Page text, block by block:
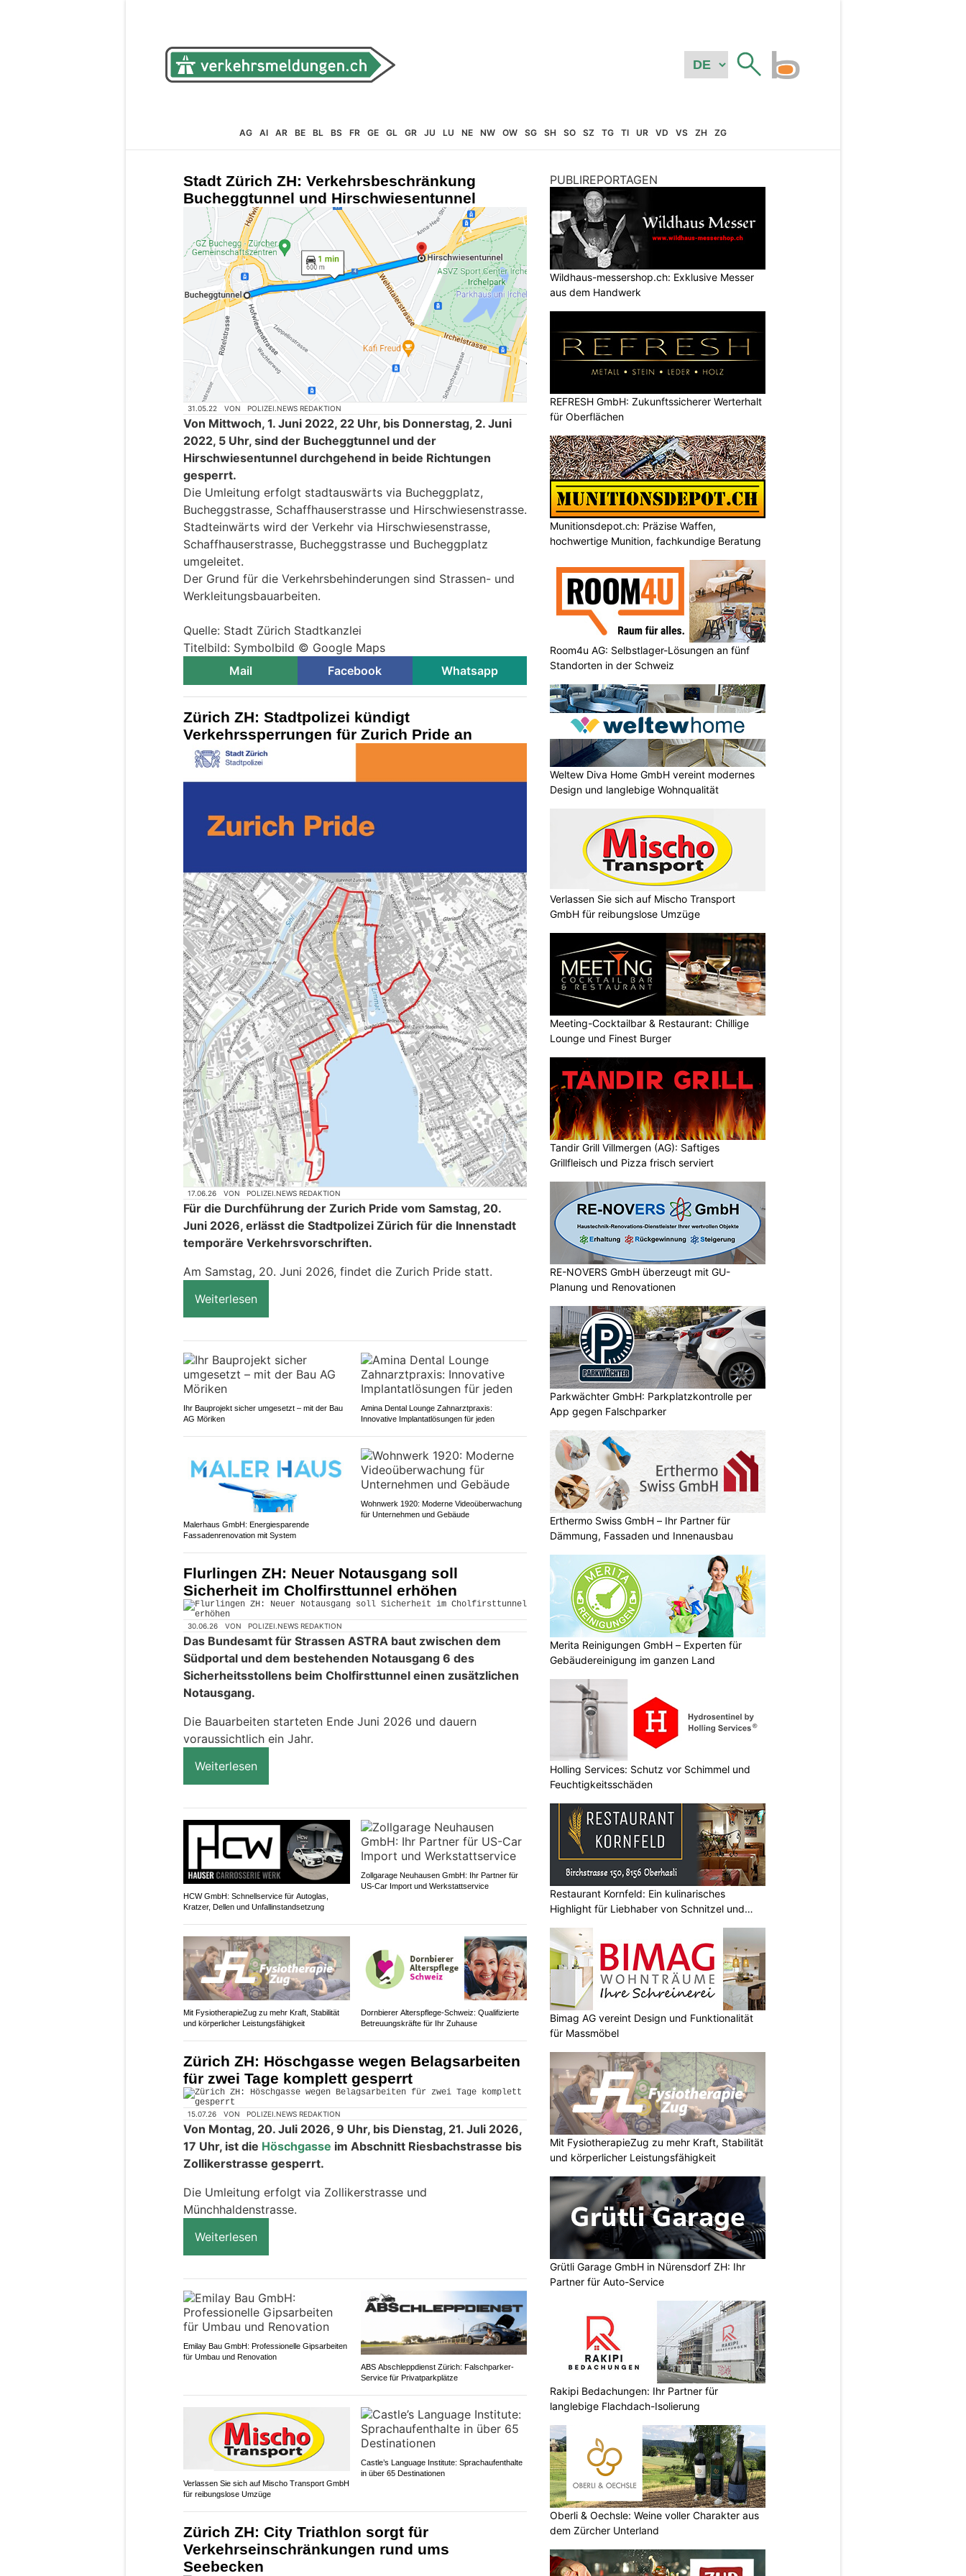
AG AI AR BE BL BS FR GE GL GR JU LU NE NW OW SG SH SO SZ TG TI UR VD VS ZH ZG
Stadt Zürich ZH: Verkehrsbeschränkung
Bucheggtunnel und Hirschwiesentunnel
31.05.22 VON POLIZEI.NEWS REDAKTION
Von Mittwoch, 1. Juni 2022, 22 Uhr, bis Donnerstag, 2. Juni
2022, 5 Uhr, sind der Bucheggtunnel und der
Hirschwiesentunnel durchgehend in beide Richtungen
gesperrt.
Die Umleitung erfolgt stadtauswärts via Bucheggplatz,
Bucheggstrasse, Schaffhauserstrasse und Hirschwiesenstrasse.
Stadteinwärts wird der Verkehr via Hirschwiesenstrasse,
Schaffhauserstrasse, Bucheggstrasse und Bucheggplatz
umgeleitet.
Der Grund für die Verkehrsbehinderungen sind Strassen- und
Werkleitungsbauarbeiten.
Quelle: Stadt Zürich Stadtkanzlei
Titelbild: Symbolbild © Google Maps
Mail
Facebook Whatsapp
Zürich ZH: Stadtpolizei kündigt
Verkehrssperrungen für Zurich Pride an
17.06.26 VON POLIZEI.NEWS REDAKTION
Für die Durchführung der Zurich Pride vom Samstag, 20.
Juni 2026, erlässt die Stadtpolizei Zürich für die Innenstadt
temporäre Verkehrsvorschriften.
Am Samstag, 20. Juni 2026, findet die Zurich Pride statt.
Weiterlesen
Ihr Bauprojekt sicher umgesetzt – mit der Bau
AG Möriken
Amina Dental Lounge Zahnarztpraxis:
Innovative Implantatlösungen für jeden
Malerhaus GmbH: Energiesparende
Fassadenrenovation mit System
Wohnwerk 1920: Moderne Videoüberwachung
für Unternehmen und Gebäude
Flurlingen ZH: Neuer Notausgang soll
Sicherheit im Cholfirsttunnel erhöhen
30.06.26 VON POLIZEI.NEWS REDAKTION
Das Bundesamt für Strassen ASTRA baut zwischen dem
Südportal und dem bestehenden Notausgang 6 des
Sicherheitsstollens beim Cholfirsttunnel einen zusätzlichen
Notausgang.
Die Bauarbeiten starteten Ende Juni 2026 und dauern
voraussichtlich ein Jahr.
Weiterlesen
HCW GmbH: Schnellservice für Autoglas,
Kratzer, Dellen und Unfallinstandsetzung
Zollgarage Neuhausen GmbH: Ihr Partner für
US-Car Import und Werkstattservice
Mit FysiotherapieZug zu mehr Kraft, Stabilität
und körperlicher Leistungsfähigkeit
Dornbierer Alterspflege-Schweiz: Qualifizierte
Betreuungskräfte für Ihr Zuhause
Zürich ZH: Höschgasse wegen Belagsarbeiten
für zwei Tage komplett gesperrt
15.07.26 VON POLIZEI.NEWS REDAKTION
Von Montag, 20. Juli 2026, 9 Uhr, bis Dienstag, 21. Juli 2026,
17 Uhr, ist die Höschgasse im Abschnitt Riesbachstrasse bis
Zollikerstrasse gesperrt.
Die Umleitung erfolgt via Zollikerstrasse und
Münchhaldenstrasse.
Weiterlesen
Emilay Bau GmbH: Professionelle Gipsarbeiten
für Umbau und Renovation
ABS Abschleppdienst Zürich: Falschparker-
Service für Privatparkplätze
Verlassen Sie sich auf Mischo Transport GmbH
für reibungslose Umzüge
Castle’s Language Institute: Sprachaufenthalte
in über 65 Destinationen
Zürich ZH: City Triathlon sorgt für
Verkehrseinschränkungen rund ums
Seebecken
PUBLIREPORTAGEN
Wildhaus-messershop.ch: Exklusive Messer
aus dem Handwerk
REFRESH GmbH: Zukunftssicherer Werterhalt
für Oberflächen
Munitionsdepot.ch: Präzise Waffen,
hochwertige Munition, fachkundige Beratung
Room4u AG: Selbstlager-Lösungen an fünf
Standorten in der Schweiz
Weltew Diva Home GmbH vereint modernes
Design und langlebige Wohnqualität
Verlassen Sie sich auf Mischo Transport
GmbH für reibungslose Umzüge
Meeting-Cocktailbar & Restaurant: Chillige
Lounge und Finest Burger
Tandir Grill Villmergen (AG): Saftiges
Grillfleisch und Pizza frisch serviert
RE-NOVERS GmbH überzeugt mit GU-
Planung und Renovationen
Parkwächter GmbH: Parkplatzkontrolle per
App gegen Falschparker
Erthermo Swiss GmbH – Ihr Partner für
Dämmung, Fassaden und Innenausbau
Merita Reinigungen GmbH – Experten für
Gebäudereinigung im ganzen Land
Holling Services: Schutz vor Schimmel und
Feuchtigkeitsschäden
Restaurant Kornfeld: Ein kulinarisches
Highlight für Liebhaber von Schnitzel und
Bimag AG vereint Design und Funktionalität
für Massmöbel
Mit FysiotherapieZug zu mehr Kraft, Stabilität
und körperlicher Leistungsfähigkeit
Grütli Garage GmbH in Nürensdorf ZH: Ihr
Partner für Auto-Service
Rakipi Bedachungen: Ihr Partner für
langlebige Flachdach-Isolierung
Oberli & Oechsle: Weine voller Charakter aus
dem Zürcher Unterland